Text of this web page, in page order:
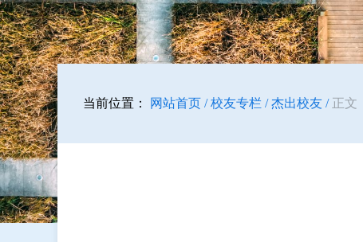
当前位置： 网站首页 / 校友专栏 / 杰出校友 / 正文